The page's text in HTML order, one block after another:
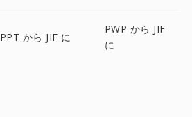
PPT から JIF に
PWP から JIF
に